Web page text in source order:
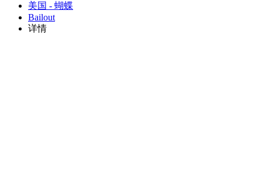
美国 - 蝴蝶
Bailout
详情